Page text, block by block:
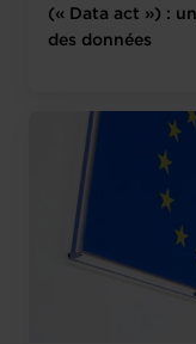
(« Data act ») :
des données